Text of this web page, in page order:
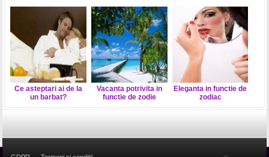
Ce asteptari ai de la
un barbat?
Vacanta potrivita in
functie de zodie
Eleganta in functie de
zodiac